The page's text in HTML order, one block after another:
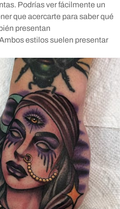
Podrías ver fácilmente un
que acercarte para saber qué
presentan
estilos suelen presentar